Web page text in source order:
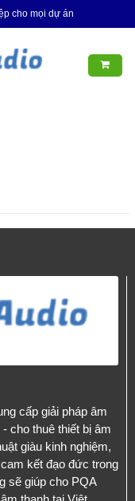
cho mọi dự án
cấp giải pháp âm
cho thuê thiết bị âm
giàu kinh nghiệm,
kết đạo đức trong
sẽ giúp cho PQA